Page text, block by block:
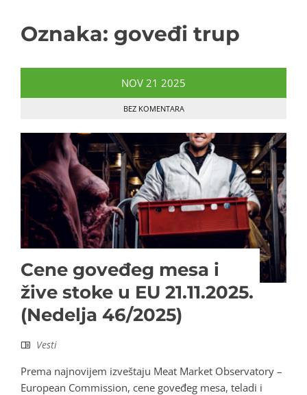
Oznaka: goveđi trup
NOV 21 2025
BEZ KOMENTARA
Cene goveđeg mesa i
žive stoke u EU 21.11.2025.
(Nedelja 46/2025)
Vesti
Prema najnovijem izveštaju Meat Market Observatory –
European Commission, cene goveđeg mesa, teladi i